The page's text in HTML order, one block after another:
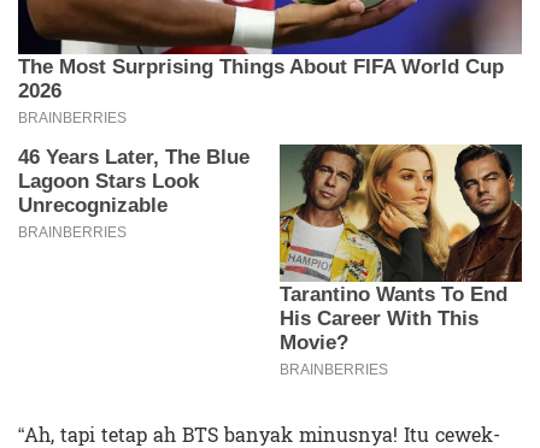
“Ah, tapi tetap ah BTS banyak minusnya! Itu cewek-